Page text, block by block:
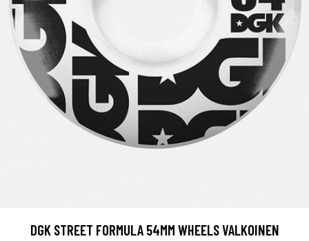
DGK STREET FORMULA 54MM WHEELS VALKOINEN